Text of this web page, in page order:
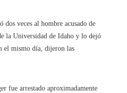
veces al hombre acusado de
la Universidad de Idaho y lo dejó
el mismo día, dijeron las
fue arrestado aproximadamente